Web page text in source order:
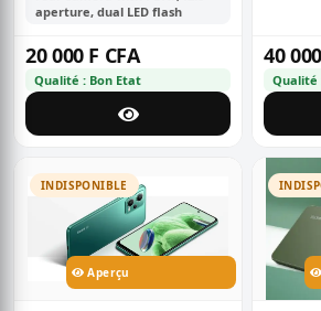
aperture, dual LED flash
20 000 F CFA
Qualité : Bon Etat
40
Qualité
INDISPONIBLE
Aperçu